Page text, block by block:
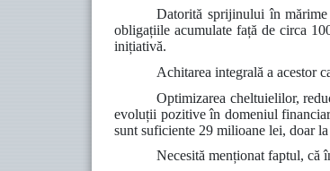
Datorită sprijinului în
obligațiile acumulate față de circa
inițiativă.
Achitarea integrală a acestor
Optimizarea cheltuielilor,
evoluții pozitive în domeniul
sunt suficiente 29 milioane lei, doar
Necesită menționat faptul, că